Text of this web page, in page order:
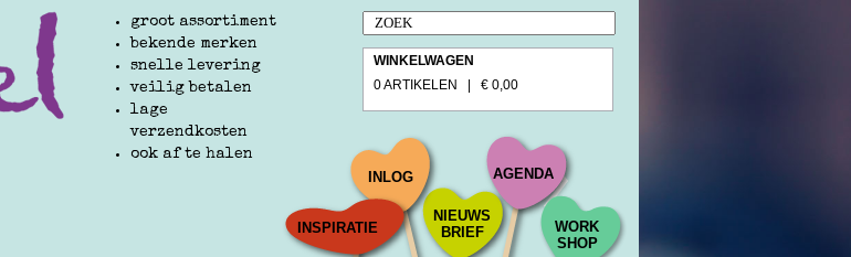
groot assortiment
bekende merken
snelle levering
veilig betalen
lage
verzendkosten
ook af te halen
WINKELWAGEN
0 ARTIKELEN | € 0,00
INSPIRATIE
INLOG
NIEUWS
BRIEF
AGENDA
WORK
SHOP